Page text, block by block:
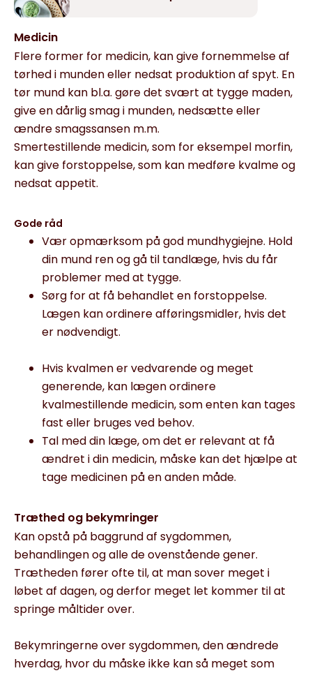
Medicin
Flere former for medicin, kan give fornemmelse af
tørhed i munden eller nedsat produktion af spyt. En
tør mund kan bl.a. gøre det svært at tygge maden,
give en dårlig smag i munden, nedsætte eller
ændre smagssansen m.m.
Smertestillende medicin, som for eksempel morfin,
kan give forstoppelse, som kan medføre kvalme og
nedsat appetit.
Gode råd
Vær opmærksom på god mundhygiejne. Hold
din mund ren og gå til tandlæge, hvis du får
problemer med at tygge.
Sørg for at få behandlet en forstoppelse.
Lægen kan ordinere afføringsmidler, hvis det
er nødvendigt.
Hvis kvalmen er vedvarende og meget
generende, kan lægen ordinere
kvalmestillende medicin, som enten kan tages
fast eller bruges ved behov.
Tal med din læge, om det er relevant at få
ændret i din medicin, måske kan det hjælpe at
tage medicinen på en anden måde.
Træthed og bekymringer
Kan opstå på baggrund af sygdommen,
behandlingen og alle de ovenstående gener.
Trætheden fører ofte til, at man sover meget i
løbet af dagen, og derfor meget let kommer til at
springe måltider over.
Bekymringerne over sygdommen, den ændrede
hverdag, hvor du måske ikke kan så meget som